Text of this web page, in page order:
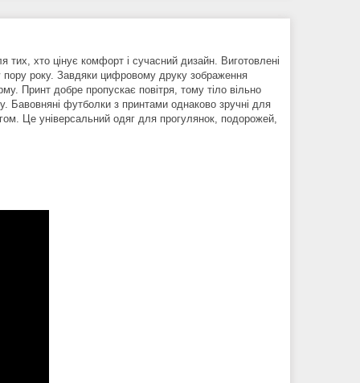
тих, хто цінує комфорт і сучасний дизайн. Виготовлені
пору року. Завдяки цифровому друку зображення
Принт добре пропускає повітря, тому тіло вільно
Бавовняні футболки з принтами однаково зручні для
Це універсальний одяг для прогулянок, подорожей,